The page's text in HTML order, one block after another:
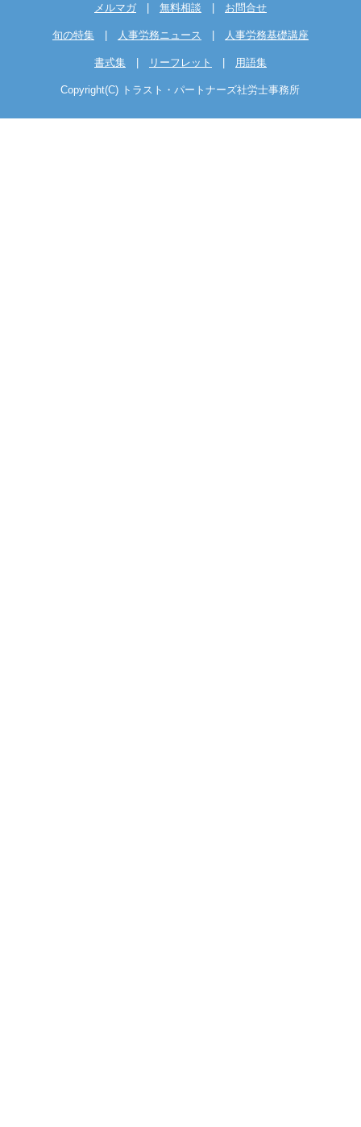
メルマガ | 無料相談 | お問合せ
旬の特集 | 人事労務ニュース | 人事労務基礎講座
書式集 | リーフレット | 用語集
Copyright(C) トラスト・パートナーズ社労士事務所